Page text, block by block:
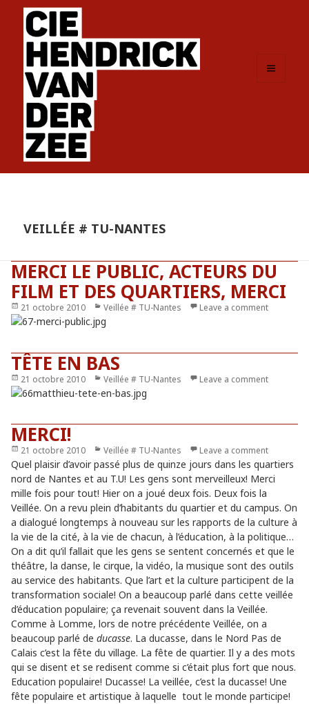
VEILLÉE # TU-NANTES
MERCI LE PUBLIC, ACTEURS DU
FILM ET DES QUARTIERS, MERCI
Publié
le
21 octobre 2010 Catégories
Veillée # TU-Nantes Leave a comment
TÊTE EN BAS
Publié
le
21 octobre 2010 Catégories
Veillée # TU-Nantes Leave a comment
MERCI!
Publié
le
21 octobre 2010 Catégories
Veillée # TU-Nantes Leave a comment
Quel plaisir d’avoir passé plus de quinze jours dans les quartiers
nord de Nantes et au T.U! Les gens sont merveilleux! Merci
mille fois pour tout! Hier on a joué deux fois. Deux fois la
Veillée. On a revu plein d’habitants du quartier et du campus. On
a dialogué longtemps à nouveau sur les rapports de la culture à
la vie de la cité, à la vie de chacun, à l’éducation, à la politique…
On a dit qu’il fallait que les gens se sentent concernés et que le
théâtre, la danse, le cirque, la vidéo, la musique sont des outils
au service des habitants. Que l’art et la culture participent de la
transformation sociale! On a beaucoup parlé dans cette veillée
d’éducation populaire; ça revenait souvent dans la Veillée.
Comme à Lomme, lors de notre précédente Veillée, on a
beaucoup parlé de ducasse. La ducasse, dans le Nord Pas de
Calais c’est la fête du village. La fête de quartier. Il y a des mots
qui se disent et se redisent comme si c’était plus fort que nous.
Education populaire! Ducasse! La veillée, c’est la ducasse! Une
fête populaire et artistique à laquelle tout le monde participe!